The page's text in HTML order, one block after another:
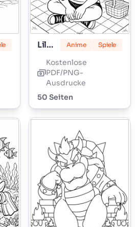
Lily Love Zöpfe Anime Spiele
Kostenlose
PDF/PNG-
Ausdrucke
50 Seiten